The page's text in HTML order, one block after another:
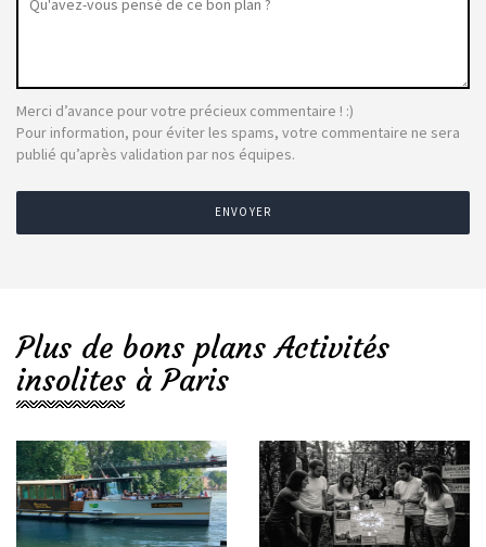
Merci d’avance pour votre précieux commentaire ! :)
Pour information, pour éviter les spams, votre commentaire ne sera
publié qu’après validation par nos équipes.
ENVOYER
Plus de bons plans Activités
insolites à Paris